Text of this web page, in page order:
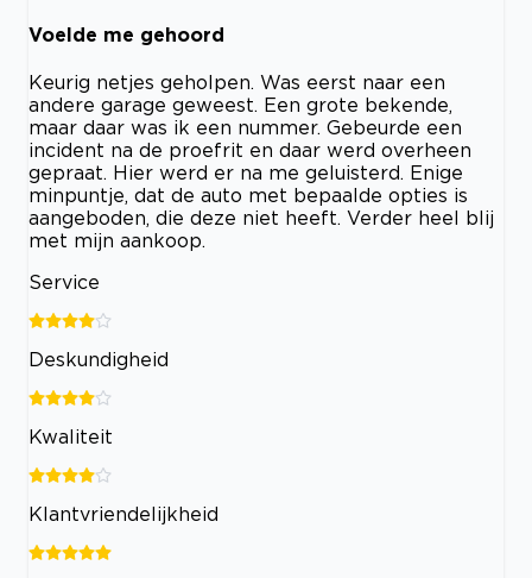
Voelde me gehoord
Keurig netjes geholpen. Was eerst naar een
andere garage geweest. Een grote bekende,
maar daar was ik een nummer. Gebeurde een
incident na de proefrit en daar werd overheen
gepraat. Hier werd er na me geluisterd. Enige
minpuntje, dat de auto met bepaalde opties is
aangeboden, die deze niet heeft. Verder heel blij
met mijn aankoop.
Service
Deskundigheid
Kwaliteit
Klantvriendelijkheid